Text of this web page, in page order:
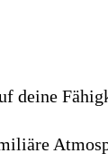
deine